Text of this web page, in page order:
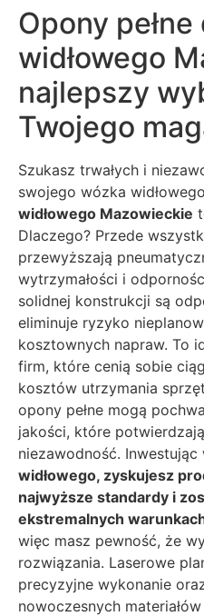
Opony
widłowego
najlepszy
Twojego
Szukasz trwałych i
swojego wózka
widłowego Mazowieckie
Dlaczego? Przede
przewyższają
wytrzymałości i
solidnej konstrukcji są
eliminuje ryzyko
kosztownych napraw. To
firm, które cenią sobie
kosztów utrzymania
opony pełne mogą
jakości, które
niezawodność. Inwestując
widłowego, zyskujesz
najwyższe standardy i
ekstremalnych
więc masz pewność, że
rozwiązania. Laserowe
precyzyjne wykonanie
nowoczesnych